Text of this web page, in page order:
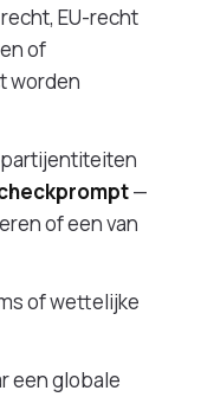
EU-recht
of
worden
—
of een van
of wettelijke
een globale